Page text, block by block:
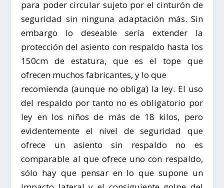
para poder circular sujeto por el cinturón de
seguridad sin ninguna adaptación más. Sin
embargo lo deseable sería extender la
protección del asiento con respaldo hasta los
150cm de estatura, que es el tope que
ofrecen muchos fabricantes, y lo que
recomienda (aunque no obliga) la ley. El uso
del respaldo por tanto no es obligatorio por
ley en los niños de más de 18 kilos, pero
evidentemente el nivel de seguridad que
ofrece un asiento sin respaldo no es
comparable al que ofrece uno con respaldo,
sólo hay que pensar en lo que supone un